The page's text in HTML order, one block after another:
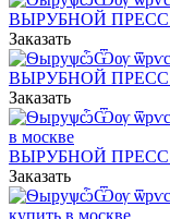
ВЫРУБНОЙ ПРЕСС
Заказать
ВЫРУБНОЙ ПРЕСС
Заказать
ВЫРУБНОЙ ПРЕСС
Заказать